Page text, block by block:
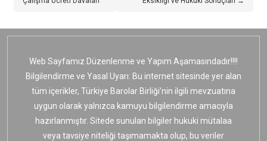
Web Sayfamız Düzenlenme ve Yapım Aşamasındadır!!!!
Bilgilendirme ve Yasal Uyarı: Bu internet sitesinde yer alan
tüm içerikler, Türkiye Barolar Birliği’nin ilgili mevzuatına
uygun olarak yalnızca kamuyu bilgilendirme amacıyla
hazırlanmıştır. Sitede sunulan bilgiler hukuki mütalaa
veya tavsiye niteliği taşımamakta olup, bu veriler